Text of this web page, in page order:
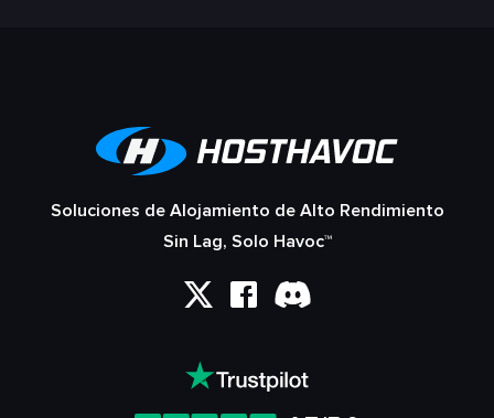
Soluciones de Alojamiento de Alto Rendimiento
Sin Lag, Solo Havoc™